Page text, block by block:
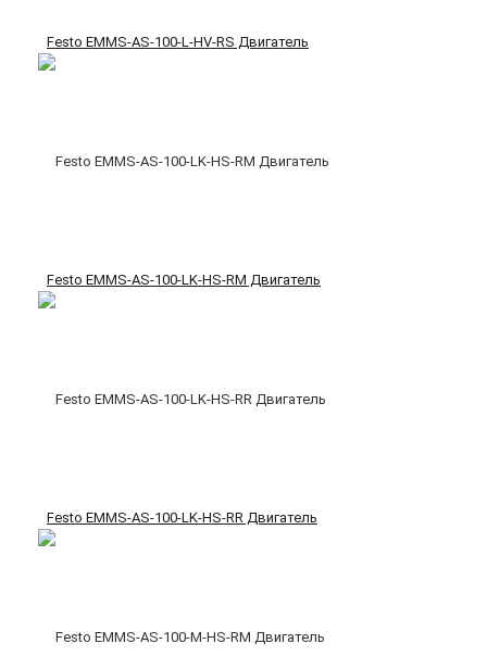
Festo EMMS-AS-100-L-HV-RS Двигатель
Festo EMMS-AS-100-LK-HS-RM Двигатель
Festo EMMS-AS-100-LK-HS-RR Двигатель